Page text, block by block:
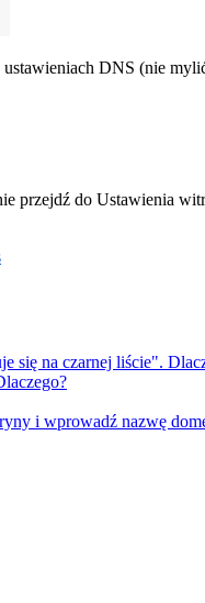
DNS (nie
przejdź do
się na czarnej liście".
i wprowadź nazwę